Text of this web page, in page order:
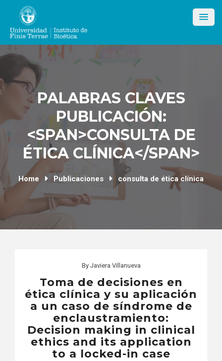
content
PALABRAS CLAVES
PUBLICACIÓN:
<SPAN>CONSULTA DE
ÉTICA CLÍNICA</SPAN>
Home Publicaciones consulta de ética clínica
By Javiera Villanueva
Toma de decisiones en
ética clínica y su aplicación
a un caso de síndrome de
enclaustramiento:
Decision making in clinical
ethics and its application
to a locked-in case